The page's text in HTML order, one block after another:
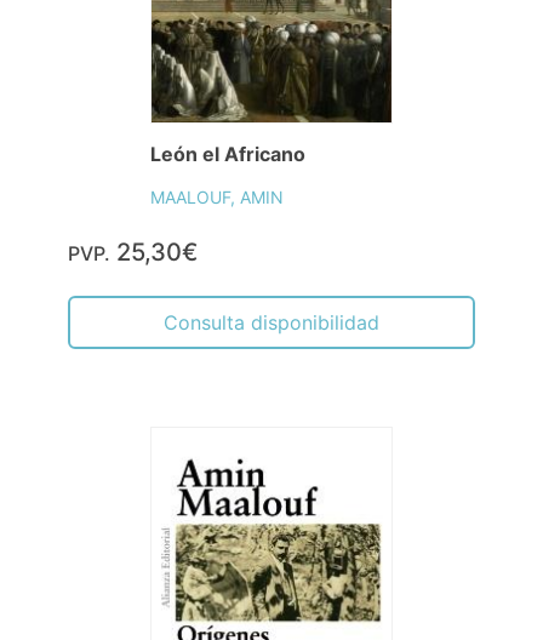
León el Africano
MAALOUF, AMIN
PVP. 25,30€
Consulta disponibilidad